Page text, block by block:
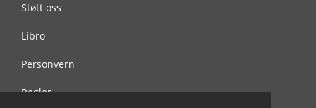
Støtt oss
Libro
Personvern
Regler